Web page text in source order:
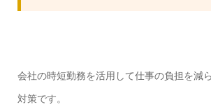
会社の時短勤務を活用して仕事の負担を減
対策です。